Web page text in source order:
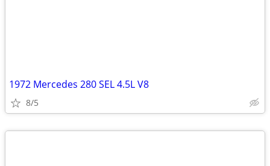
1972 Mercedes 280 SEL 4.5L V8
8/5